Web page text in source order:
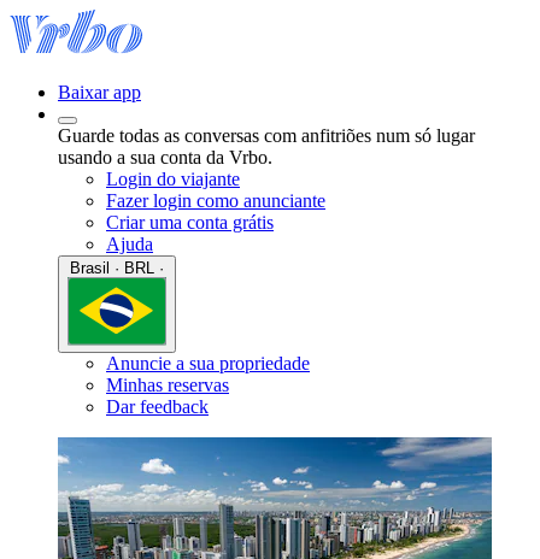
Baixar app
Guarde todas as conversas com anfitriões num só lugar
usando a sua conta da Vrbo.
Login do viajante
Fazer login como anunciante
Criar uma conta grátis
Ajuda
Anuncie a sua propriedade
Minhas reservas
Dar feedback